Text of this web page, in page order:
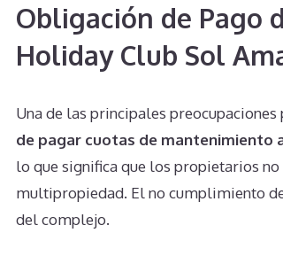
Obligación de Pago
Holiday Club Sol
Una de las principales
de pagar cuotas de mantenimiento
lo que significa que los propietarios
multipropiedad. El no cumplimiento
del complejo.